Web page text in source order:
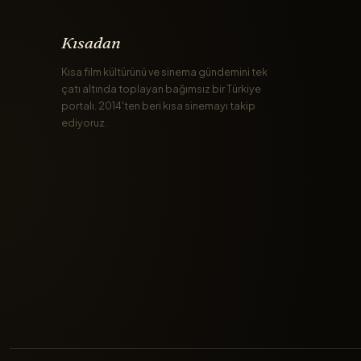
Kısadan
Kısa film kültürünü ve sinema gündemini tek
çatı altında toplayan bağımsız bir Türkiye
portalı. 2014'ten beri kısa sinemayı takip
ediyoruz.